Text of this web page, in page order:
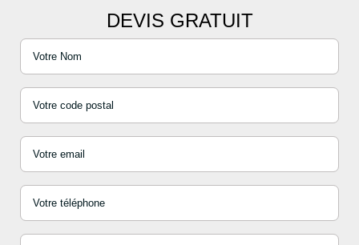
DEVIS GRATUIT